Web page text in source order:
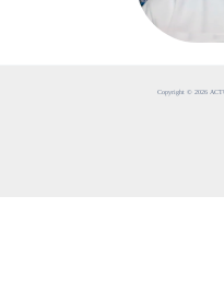
Copyright © 2026